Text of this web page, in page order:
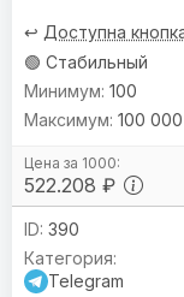
↩️ Доступна
🟢 Стабильный
522.208 ₽
100
100 000
390
Telegram